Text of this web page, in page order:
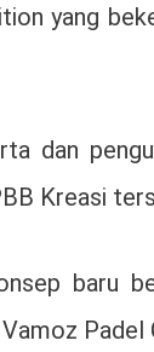
yang
dan
Kreasi
baru
Padel